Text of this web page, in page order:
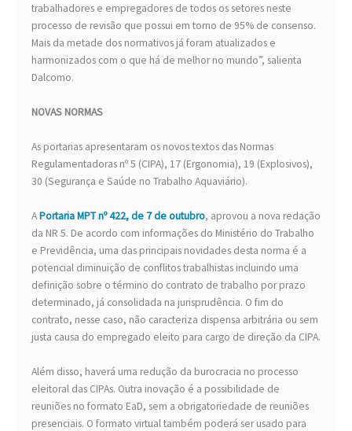
trabalhadores e empregadores de todos os setores neste
processo de revisão que possui em torno de 95% de consenso.
Mais da metade dos normativos já foram atualizados e
harmonizados com o que há de melhor no mundo”, salienta
Dalcomo.
NOVAS NORMAS
As portarias apresentaram os novos textos das Normas
Regulamentadoras nº 5 (CIPA), 17 (Ergonomia), 19 (Explosivos),
30 (Segurança e Saúde no Trabalho Aquaviário).
APortaria MPT nº 422, de 7 de outubro, aprovou a nova redação
da NR 5. De acordo com informações do Ministério do Trabalho
e Previdência, uma das principais novidades desta norma é a
potencial diminuição de conflitos trabalhistas incluindo uma
definição sobre o término do contrato de trabalho por prazo
determinado, já consolidada na jurisprudência. O fim do
contrato, nesse caso, não caracteriza dispensa arbitrária ou sem
justa causa do empregado eleito para cargo de direção da CIPA.
Além disso, haverá uma redução da burocracia no processo
eleitoral das CIPAs. Outra inovação é a possibilidade de
reuniões no formato EaD, sem a obrigatoriedade de reuniões
presenciais. O formato virtual também poderá ser usado para